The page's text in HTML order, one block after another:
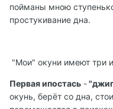
пойманы мною
простукивание дна.
"Мои" окуни имеют три
Первая ипостась -
окунь, берёт со дна,